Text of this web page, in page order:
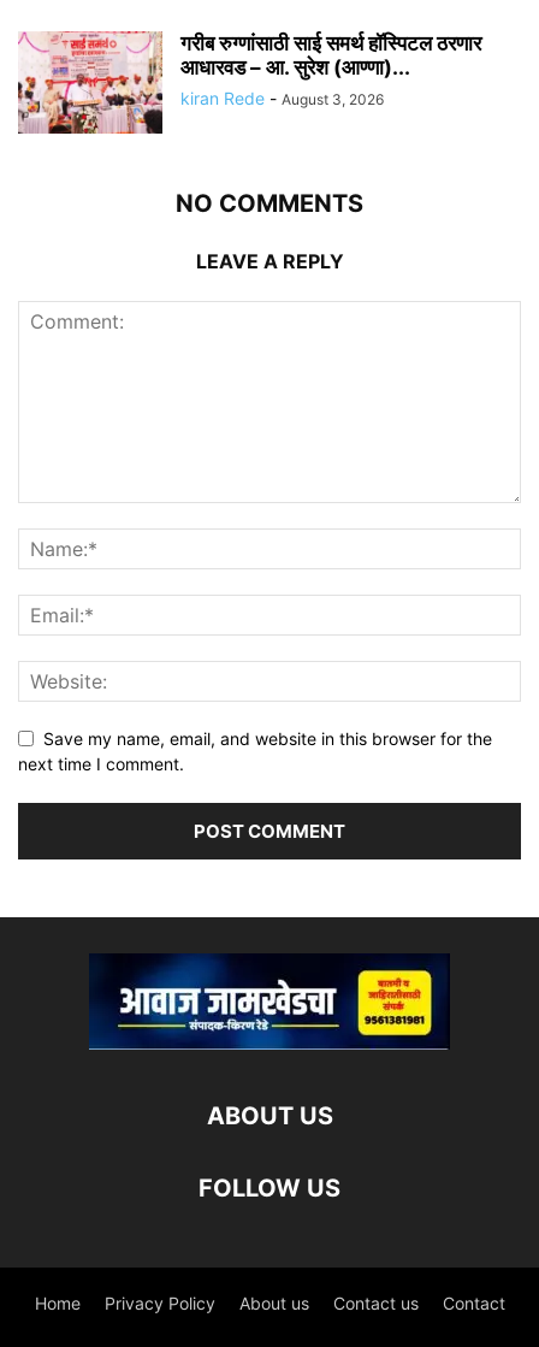
गरीब रुग्णांसाठी साई समर्थ हॉस्पिटल ठरणार
आधारवड – आ. सुरेश (आण्णा)...
kiran Rede - August 3, 2026
NO COMMENTS
LEAVE A REPLY
Save my name, email, and website in this browser for the
next time I comment.
ABOUT US
FOLLOW US
Home Privacy Policy About us Contact us Contact